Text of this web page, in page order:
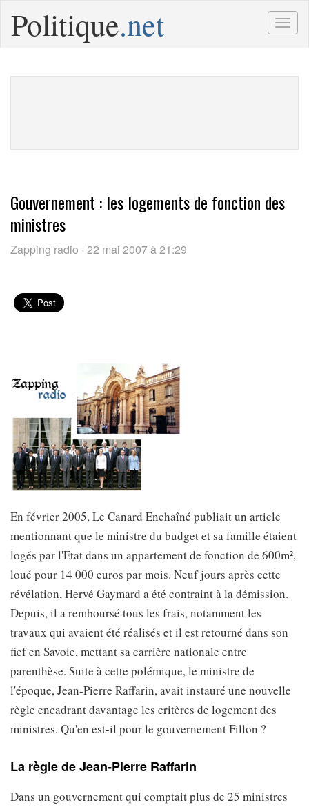
Politique.net
Gouvernement : les logements de fonction des
ministres
Zapping radio · 22 mai 2007 à 21:29
En février 2005, Le Canard Enchaîné publiait un article
mentionnant que le ministre du budget et sa famille étaient
logés par l'Etat dans un appartement de fonction de 600m²,
loué pour 14 000 euros par mois. Neuf jours après cette
révélation, Hervé Gaymard a été contraint à la démission.
Depuis, il a remboursé tous les frais, notamment les
travaux qui avaient été réalisés et il est retourné dans son
fief en Savoie, mettant sa carrière nationale entre
parenthèse. Suite à cette polémique, le ministre de
l'époque, Jean-Pierre Raffarin, avait instauré une nouvelle
règle encadrant davantage les critères de logement des
ministres. Qu'en est-il pour le gouvernement Fillon ?
La règle de Jean-Pierre Raffarin
Dans un gouvernement qui comptait plus de 25 ministres